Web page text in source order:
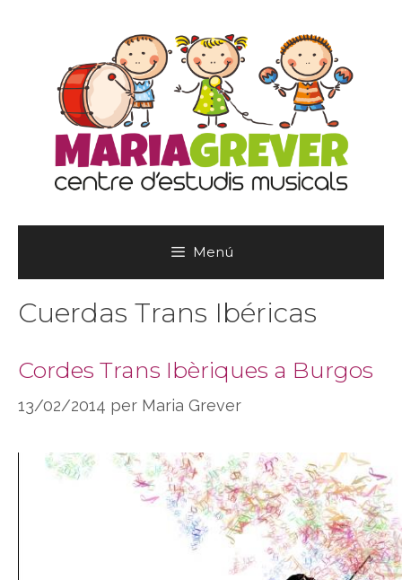
Menú
Cuerdas Trans Ibéricas
Cordes Trans Ibèriques a Burgos
13/02/2014 per Maria Grever